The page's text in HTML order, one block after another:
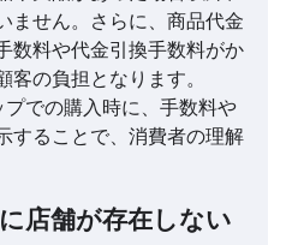
ません。さらに、商品代金
数料や代金引換手数料がか
の負担となります。
での購入時に、手数料や
することで、消費者の理解
店舗が存在しない